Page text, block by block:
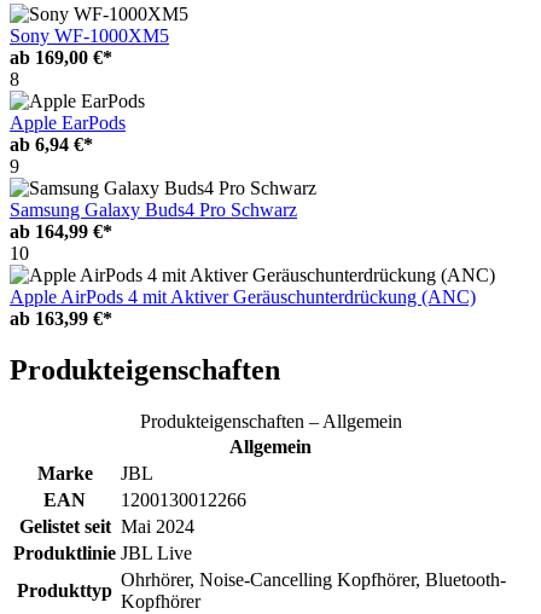
Sony WF-1000XM5
ab 169,00 €*
8
Apple EarPods
ab 6,94 €*
9
Samsung Galaxy Buds4 Pro Schwarz
ab 164,99 €*
10
Apple AirPods 4 mit Aktiver Geräuschunterdrückung (ANC)
ab 163,99 €*
Produkteigenschaften
Produkteigenschaften – Allgemein
Allgemein
Marke
JBL
EAN
1200130012266
Gelistet seit Mai 2024
Produktlinie JBL Live
Produkttyp
Ohrhörer, Noise-Cancelling Kopfhörer, Bluetooth-
Kopfhörer